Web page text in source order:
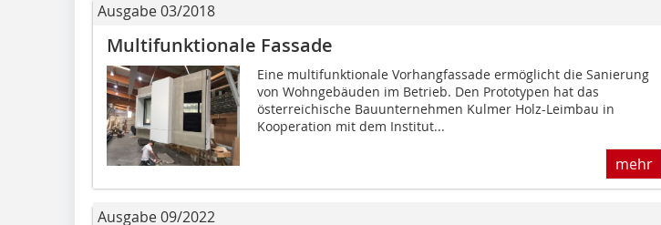
Ausgabe 03/2018
Multifunktionale Fassade
Eine multifunktionale Vorhangfassade ermöglicht die Sanierung
von Wohngebäuden im Betrieb. Den Prototypen hat das
österreichische Bauunternehmen Kulmer Holz-Leimbau in
Kooperation mit dem Institut...
mehr
Ausgabe 09/2022